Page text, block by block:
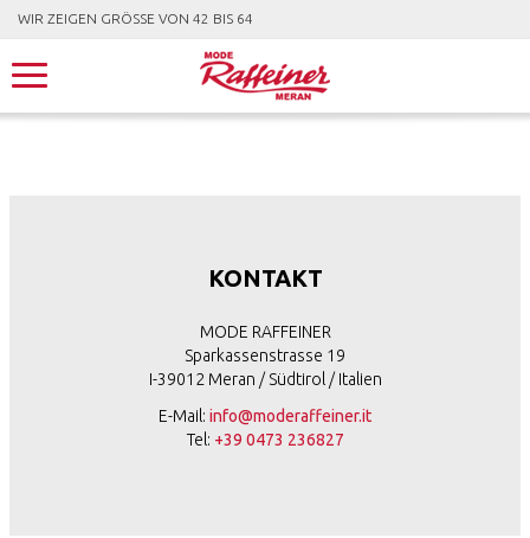
KONTAKT
MODE RAFFEINER
Sparkassenstrasse 19
I-39012 Meran / Südtirol / Italien
E-Mail: info@moderaffeiner.it
Tel: +39 0473 236827
WIR ZEIGEN GRÖSSE VON 42 BIS 64